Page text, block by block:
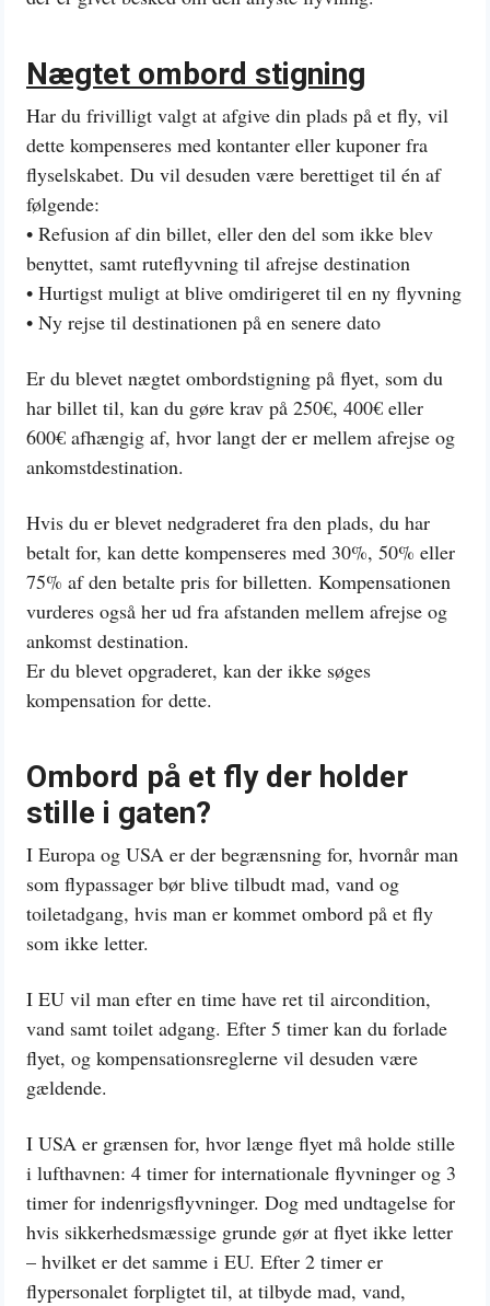
Nægtet ombord stigning
Har du frivilligt valgt at afgive din plads på et fly, vil
dette kompenseres med kontanter eller kuponer fra
flyselskabet. Du vil desuden være berettiget til én af
følgende:
• Refusion af din billet, eller den del som ikke blev
benyttet, samt ruteflyvning til afrejse destination
• Hurtigst muligt at blive omdirigeret til en ny flyvning
• Ny rejse til destinationen på en senere dato
Er du blevet nægtet ombordstigning på flyet, som du
har billet til, kan du gøre krav på 250€, 400€ eller
600€ afhængig af, hvor langt der er mellem afrejse og
ankomstdestination.
Hvis du er blevet nedgraderet fra den plads, du har
betalt for, kan dette kompenseres med 30%, 50% eller
75% af den betalte pris for billetten. Kompensationen
vurderes også her ud fra afstanden mellem afrejse og
ankomst destination.
Er du blevet opgraderet, kan der ikke søges
kompensation for dette.
Ombord på et fly der holder
stille i gaten?
I Europa og USA er der begrænsning for, hvornår man
som flypassager bør blive tilbudt mad, vand og
toiletadgang, hvis man er kommet ombord på et fly
som ikke letter.
I EU vil man efter en time have ret til aircondition,
vand samt toilet adgang. Efter 5 timer kan du forlade
flyet, og kompensationsreglerne vil desuden være
gældende.
I USA er grænsen for, hvor længe flyet må holde stille
i lufthavnen: 4 timer for internationale flyvninger og 3
timer for indenrigsflyvninger. Dog med undtagelse for
hvis sikkerhedsmæssige grunde gør at flyet ikke letter
– hvilket er det samme i EU. Efter 2 timer er
flypersonalet forpligtet til, at tilbyde mad, vand,